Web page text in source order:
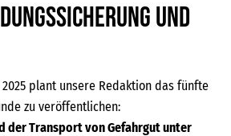
und
plant unsere Redaktion das fünfte
zu veröffentlichen:
der Transport von Gefahrgut unter